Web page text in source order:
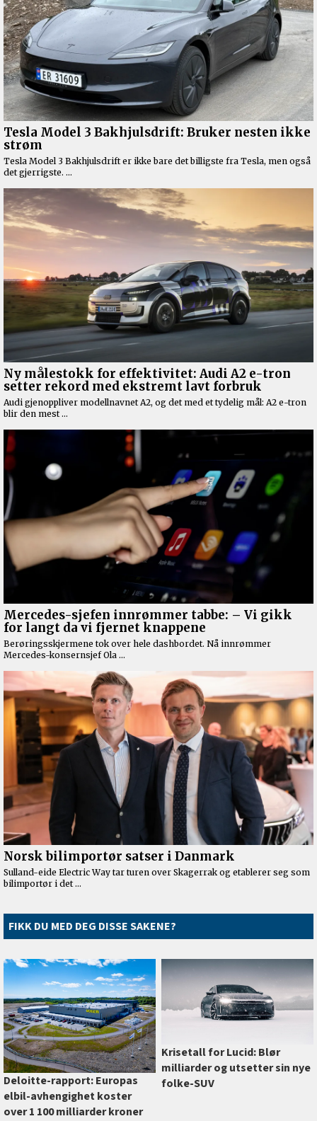
FIKK DU MED DEG DISSE SAKENE?
Deloitte-rapport: Europas
elbil-avhengighet koster
over 1 100 milliarder kroner
Krisetall for Lucid: Blør
milliarder og utsetter sin nye
folke-SUV